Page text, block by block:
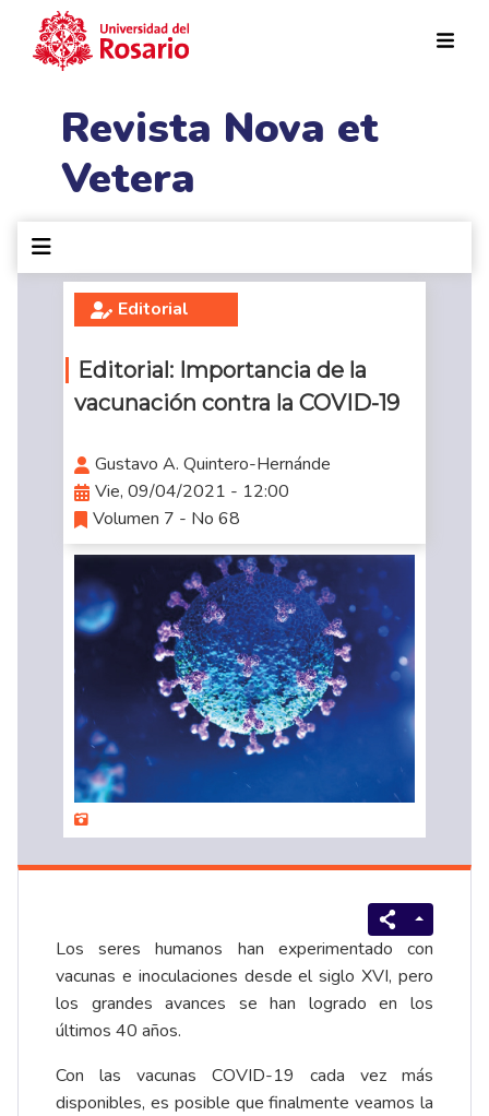
Revista Nova et
Vetera
Editorial
Editorial: Importancia de la
vacunación contra la COVID-19
Gustavo A. Quintero-Hernánde
Vie, 09/04/2021 - 12:00
Volumen 7 - No 68
Los seres humanos han experimentado con
vacunas e inoculaciones desde el siglo XVI, pero
los grandes avances se han logrado en los
últimos 40 años.
Con las vacunas COVID-19 cada vez más
disponibles, es posible que finalmente veamos la